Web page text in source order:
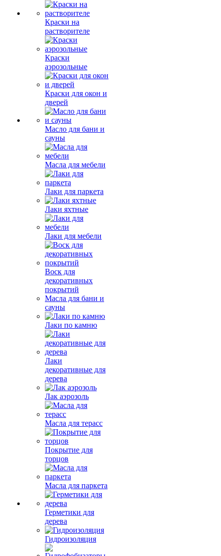
Краски на
растворителе
Краски
аэрозольные
Краски для окон и
дверей
Масло для бани и
сауны
Масла для мебели
Лаки для паркета
Лаки яхтные
Лаки для мебели
Воск для
декоративных
покрытий
Масла для бани и
сауны
Лаки по камню
Лаки
декоративные для
дерева
Лак аэрозоль
Масла для терасс
Покрытие для
торцов
Масла для паркета
Герметики для
дерева
Гидроизоляция